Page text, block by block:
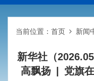
当前位置： 首页 新闻
新华社（
高飘扬 | 党旗